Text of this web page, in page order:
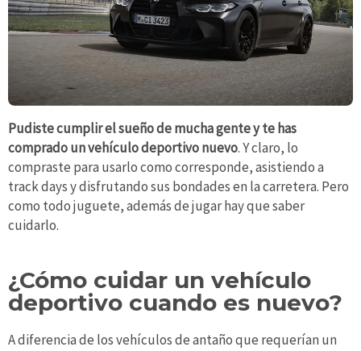
Pudiste cumplir el sueño de mucha gente y te has
comprado un vehículo deportivo nuevo. Y claro, lo
compraste para usarlo como corresponde, asistiendo a
track days y disfrutando sus bondades en la carretera. Pero
como todo juguete, además de jugar hay que saber
cuidarlo.
¿Cómo cuidar un vehículo
deportivo cuando es nuevo?
A diferencia de los vehículos de antaño que requerían un